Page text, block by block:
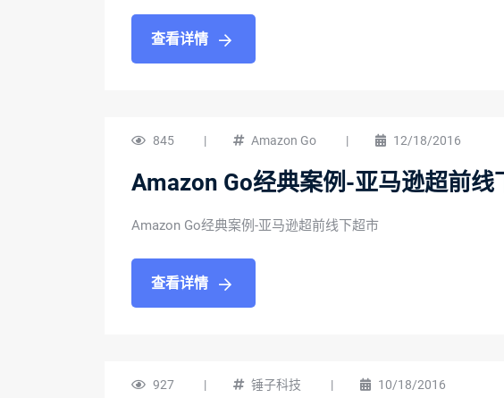
查看详情
845 | Amazon Go | 12/18/2016
Amazon Go经典案例-亚马逊超前线
Amazon Go经典案例-亚马逊超前线下超市
查看详情
927 | 锤子科技 | 10/18/2016